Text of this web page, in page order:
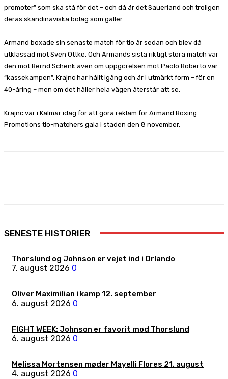
promoter” som ska stå för det – och då är det Sauerland och troligen
deras skandinaviska bolag som gäller.
Armand boxade sin senaste match för tio år sedan och blev då
utklassad mot Sven Ottke. Och Armands sista riktigt stora match var
den mot Bernd Schenk även om uppgörelsen mot Paolo Roberto var
“kassekampen”. Krajnc har hållt igång och är i utmärkt form – för en
40-åring – men om det håller hela vägen återstår att se.
Krajnc var i Kalmar idag för att göra reklam för Armand Boxing
Promotions tio-matchers gala i staden den 8 november.
SENESTE HISTORIER
Thorslund og Johnson er vejet ind i Orlando
7. august 2026 0
Oliver Maximilian i kamp 12. september
6. august 2026 0
FIGHT WEEK: Johnson er favorit mod Thorslund
6. august 2026 0
Melissa Mortensen møder Mayelli Flores 21. august
4. august 2026 0